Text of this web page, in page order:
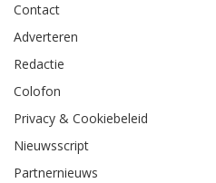
Contact
Adverteren
Redactie
Colofon
Privacy & Cookiebeleid
Nieuwsscript
Partnernieuws